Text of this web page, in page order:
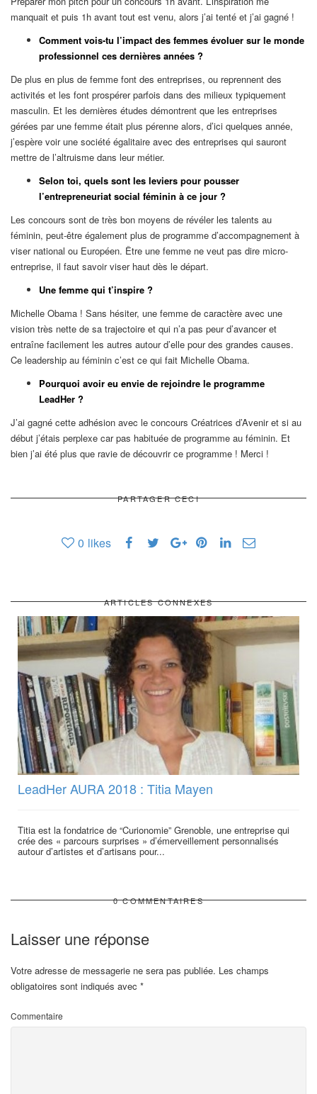
manquait et puis 1h avant tout est venu, alors j’ai tenté et j’ai gagné !
Comment vois-tu l’impact des femmes évoluer sur le monde
professionnel ces dernières années ?
De plus en plus de femme font des entreprises, ou reprennent des
activités et les font prospérer parfois dans des milieux typiquement
masculin. Et les dernières études démontrent que les entreprises
gérées par une femme était plus pérenne alors, d’ici quelques année,
j’espère voir une société égalitaire avec des entreprises qui sauront
mettre de l’altruisme dans leur métier.
Selon toi, quels sont les leviers pour pousser
l’entrepreneuriat social féminin à ce jour ?
Les concours sont de très bon moyens de révéler les talents au
féminin, peut-être également plus de programme d’accompagnement à
viser national ou Européen. Être une femme ne veut pas dire micro-
entreprise, il faut savoir viser haut dès le départ.
Une femme qui t’inspire ?
Michelle Obama ! Sans hésiter, une femme de caractère avec une
vision très nette de sa trajectoire et qui n’a pas peur d’avancer et
entraîne facilement les autres autour d’elle pour des grandes causes.
Ce leadership au féminin c’est ce qui fait Michelle Obama.
Pourquoi avoir eu envie de rejoindre le programme
LeadHer ?
J’ai gagné cette adhésion avec le concours Créatrices d’Avenir et si au
début j’étais perplexe car pas habituée de programme au féminin. Et
bien j’ai été plus que ravie de découvrir ce programme ! Merci !
PARTAGER CECI
0 likes
ARTICLES CONNEXES
LeadHer AURA 2018 : Titia Mayen
Titia est la fondatrice de “Curionomie” Grenoble, une entreprise qui
crée des « parcours surprises » d’émerveillement personnalisés
autour d’artistes et d’artisans pour...
0 COMMENTAIRES
Laisser une réponse
Votre adresse de messagerie ne sera pas publiée. Les champs
obligatoires sont indiqués avec *
Commentaire